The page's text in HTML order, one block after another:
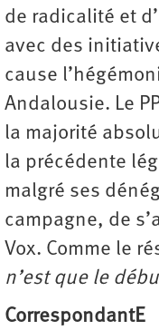
de radicalité et
avec des
cause
Andalousie. Le
la majorité
la précédente
malgré ses
campagne, de
Vox. Comme le
n’est que le
CorrespondantE